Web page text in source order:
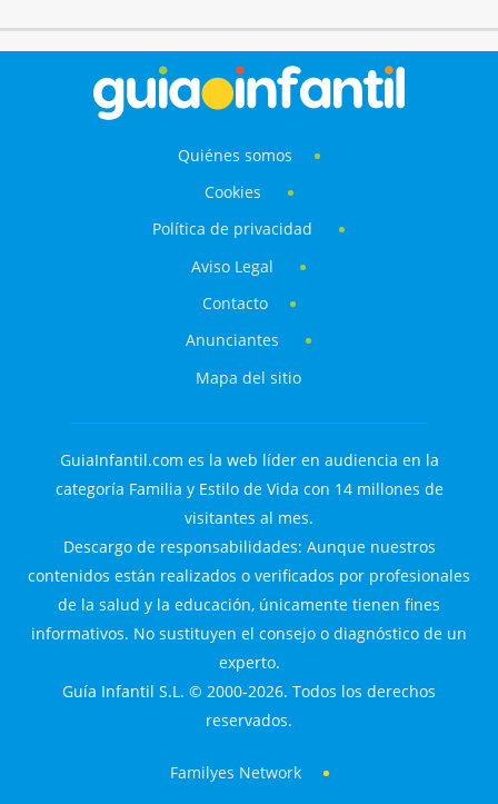
Quiénes somos
Cookies
Política de privacidad
Aviso Legal
Contacto
Anunciantes
Mapa del sitio
GuiaInfantil.com es la web líder en audiencia en la
categoría Familia y Estilo de Vida con 14 millones de
visitantes al mes.
Descargo de responsabilidades: Aunque nuestros
contenidos están realizados o verificados por profesionales
de la salud y la educación, únicamente tienen fines
informativos. No sustituyen el consejo o diagnóstico de un
experto.
Guía Infantil S.L. © 2000-2026. Todos los derechos
reservados.
Familyes Network